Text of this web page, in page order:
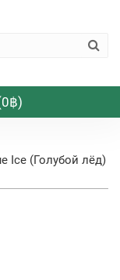
฿)
Ice (Голубой лёд)